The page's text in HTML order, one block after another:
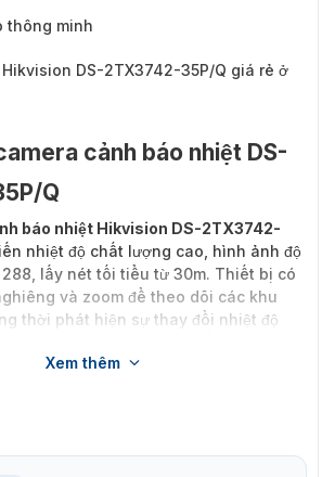
thông minh
DS-2TX3742-35P/Q giá rẻ ở
cảnh báo nhiệt DS-
Q
báo nhiệt Hikvision DS-2TX3742-
nhiệt độ chất lượng cao, hình ảnh độ
lấy nét tối tiểu từ 30m. Thiết bị có
và zoom để theo dõi các khu
thời phát hiện sự thay đổi nhiệt độ
xử lý ảnh nhiệt hiện đại như AGC thích
Xem thêm